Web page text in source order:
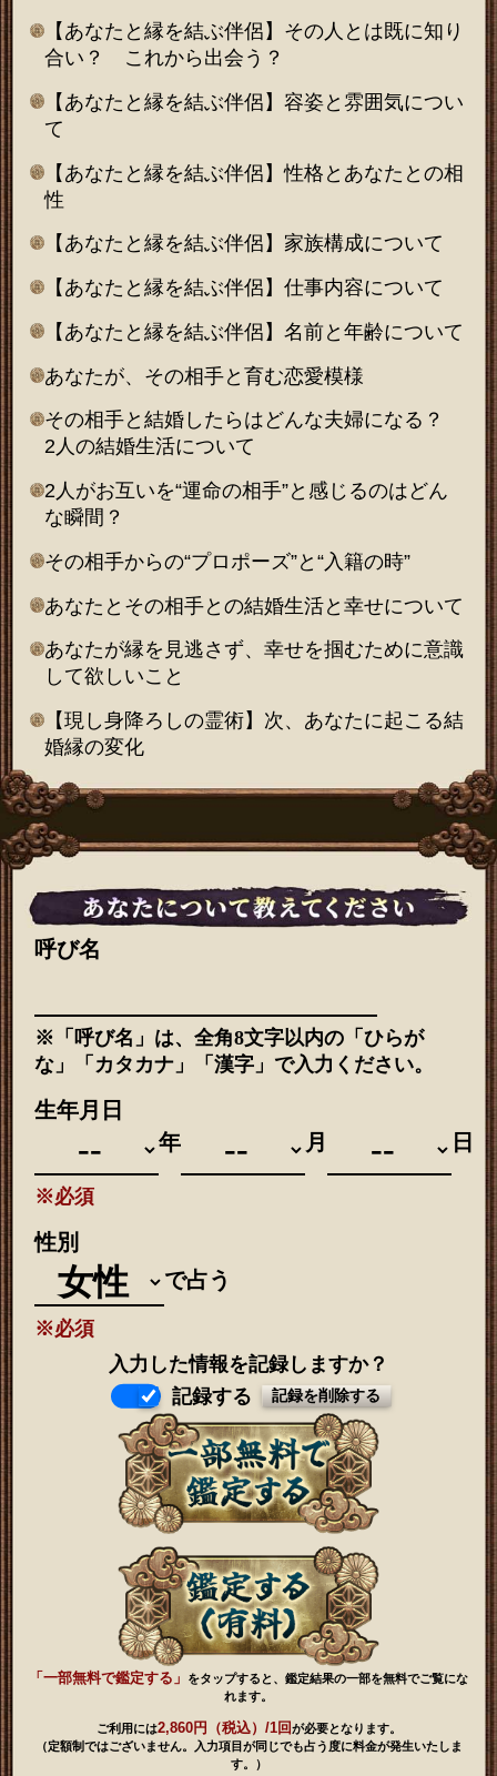
【あなたと縁を結ぶ伴侶】その人とは既に知り
合い？ これから出会う？
【あなたと縁を結ぶ伴侶】容姿と雰囲気につい
て
【あなたと縁を結ぶ伴侶】性格とあなたとの相
性
【あなたと縁を結ぶ伴侶】家族構成について
【あなたと縁を結ぶ伴侶】仕事内容について
【あなたと縁を結ぶ伴侶】名前と年齢について
あなたが、その相手と育む恋愛模様
その相手と結婚したらはどんな夫婦になる？
2人の結婚生活について
2人がお互いを“運命の相手”と感じるのはどん
な瞬間？
その相手からの“プロポーズ”と“入籍の時”
あなたとその相手との結婚生活と幸せについて
あなたが縁を見逃さず、幸せを掴むために意識
して欲しいこと
【現し身降ろしの霊術】次、あなたに起こる結
婚縁の変化
呼び名
※「呼び名」は、全角8文字以内の「ひらが
な」「カタカナ」「漢字」で入力ください。
生年月日
年
月 日
※必須
性別
で占う
※必須
入力した情報を記録しますか？
記録する
「一部無料で鑑定する」
をタップすると、鑑定結果の一部を無料でご覧にな
れます。
ご利用には2,860円（税込）/1回が必要となります。
（定額制ではございません。入力項目が同じでも占う度に料金が発生いたしま
す。）